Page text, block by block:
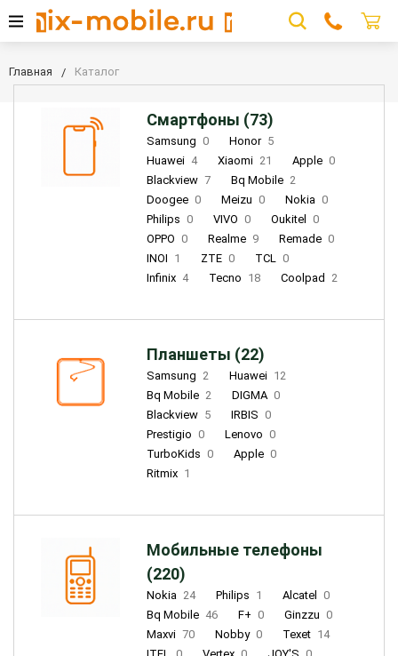
Главная Каталог
Смартфоны (73)
Samsung 0 Honor 5
Huawei 4 Xiaomi 21 Apple 0
Blackview 7 Bq Mobile 2
Doogee 0 Meizu 0 Nokia 0
Philips 0 VIVO 0 Oukitel
0
OPPO 0 Realme 9 Remade 0
INOI 1 ZTE 0 TCL 0
Infinix 4 Tecno 18 Coolpad 2
Планшеты (22)
Samsung 2 Huawei 12
Bq Mobile 2 DIGMA 0
Blackview 5 IRBIS 0
Prestigio 0 Lenovo 0
TurboKids 0 Apple 0
Ritmix 1
Мобильные телефоны
(220)
Nokia 24 Philips 1 Alcatel
0
Bq Mobile 46 F+ 0 Ginzzu 0
Maxvi 70 Nobby 0 Texet 14